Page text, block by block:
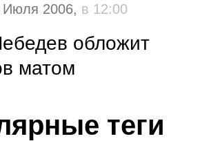
Июля 2006, в 12:00
обложит
матом
теги